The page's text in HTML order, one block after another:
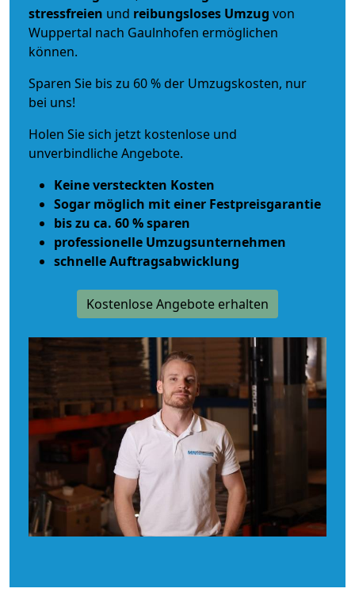
stressfreien und reibungsloses Umzug von
Wuppertal nach Gaulnhofen ermöglichen
können.
Sparen Sie bis zu 60 % der Umzugskosten, nur
bei uns!
Holen Sie sich jetzt kostenlose und
unverbindliche Angebote.
Keine versteckten Kosten
Sogar möglich mit einer Festpreisgarantie
bis zu ca. 60 % sparen
professionelle Umzugsunternehmen
schnelle Auftragsabwicklung
Kostenlose Angebote erhalten